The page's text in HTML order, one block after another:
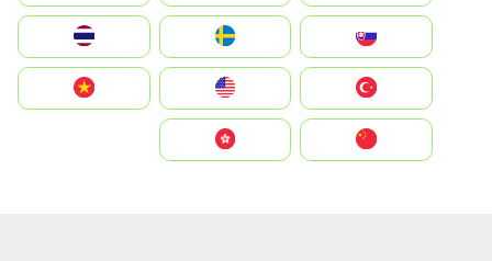
Slovensko
United States
Vietnam